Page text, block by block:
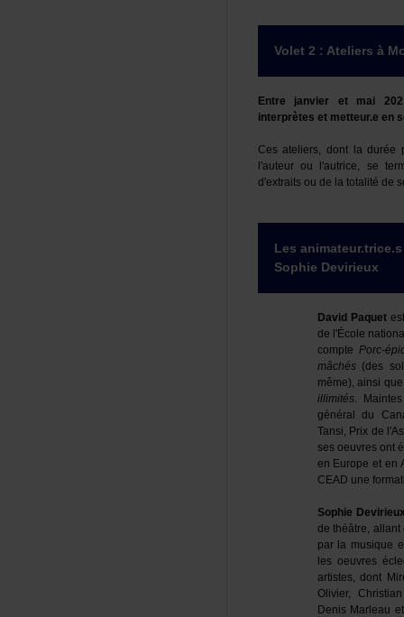
SophieDevirieux
DavidPaquet
comptePorc-
mâchés
illimités